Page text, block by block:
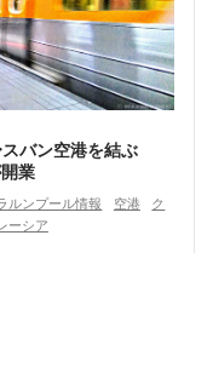
バン空港を結ぶ
業
ルンプール情報 空港
ク
ーシア